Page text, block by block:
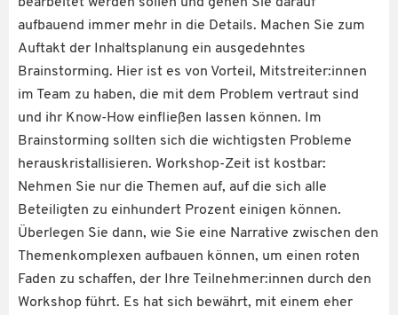
aufbauend immer mehr in die Details. Machen Sie zum
Auftakt der Inhaltsplanung ein ausgedehntes
Brainstorming. Hier ist es von Vorteil, Mitstreiter:innen
im Team zu haben, die mit dem Problem vertraut sind
und ihr Know-How einfließen lassen können. Im
Brainstorming sollten sich die wichtigsten Probleme
herauskristallisieren. Workshop-Zeit ist kostbar:
Nehmen Sie nur die Themen auf, auf die sich alle
Beteiligten zu einhundert Prozent einigen können.
Überlegen Sie dann, wie Sie eine Narrative zwischen den
Themenkomplexen aufbauen können, um einen roten
Faden zu schaffen, der Ihre Teilnehmer:innen durch den
Workshop führt. Es hat sich bewährt, mit einem eher